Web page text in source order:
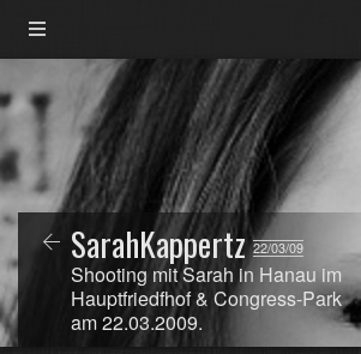
SarahKappertz22/03/09
Shooting mit Sarah in Hanau im
Hauptfriedfhof & Congress-Park
am 22.03.2009.